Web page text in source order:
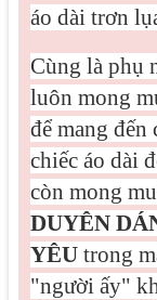
áo dài trơn
Cùng là phụ
luôn mong
để mang
chiếc áo dài
còn mong
DUYÊN
YÊUtrong
"người ấy"